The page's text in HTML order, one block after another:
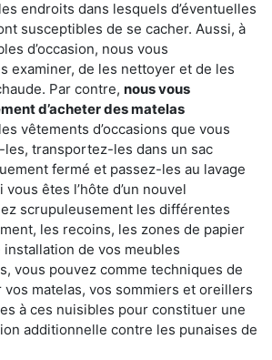
endroits dans lesquels d’éventuelles
susceptibles de se cacher. Aussi, à
d’occasion, nous vous
examiner, de les nettoyer et de les
Par contre, nous vous
d’acheter des matelas
vêtements d’occasions que vous
transportez-les dans un sac
fermé et passez-les au lavage
vous êtes l’hôte d’un nouvel
scrupuleusement les différentes
les recoins, les zones de papier
de vos meubles
vous pouvez comme techniques de
matelas, vos sommiers et oreillers
à ces nuisibles pour constituer une
additionnelle contre les punaises de